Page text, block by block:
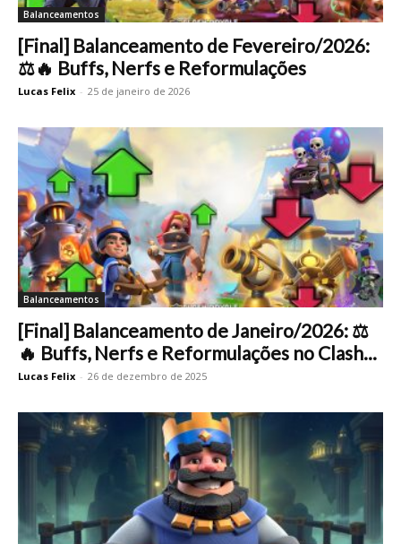
Balanceamentos
[Final] Balanceamento de Fevereiro/2026:
⚖️🔥 Buffs, Nerfs e Reformulações
Lucas Felix - 25 de janeiro de 2026
Balanceamentos
[Final] Balanceamento de Janeiro/2026: ⚖️
🔥 Buffs, Nerfs e Reformulações no Clash...
Lucas Felix - 26 de dezembro de 2025